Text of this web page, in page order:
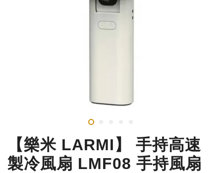
【樂米 LARMI】 手持高速
製冷風扇 LMF08 手持風扇